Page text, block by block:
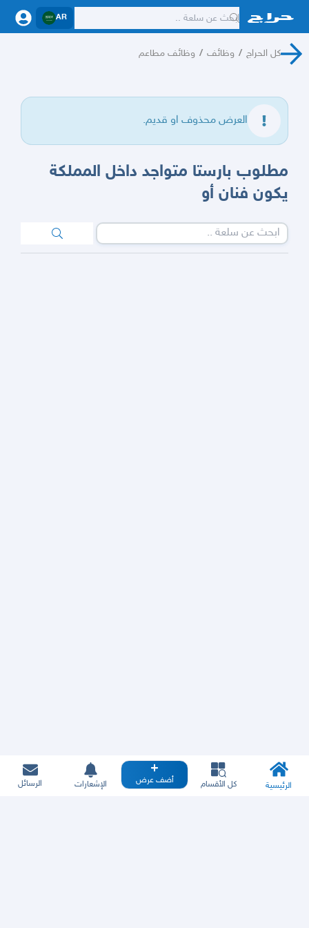
AR
كل الحراج / وظائف / وظائف مطاعم
العرض محذوف او قديم.
مطلوب بارستا متواجد داخل المملكة
يكون فنان أو
الرئيسية كل الأقسام أضف عرض الإشعارات الرسائل